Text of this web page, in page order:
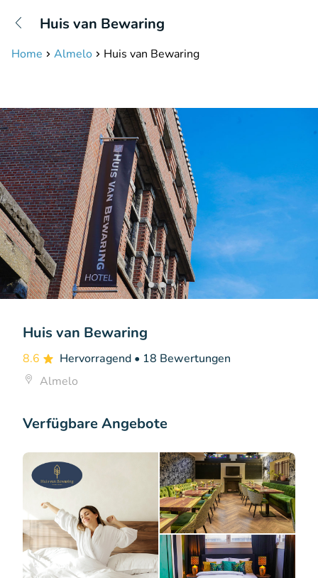
Erreichbar bis 23:00 Uhr (max 0,09€/Min)
Huis van Bewaring
Home Almelo Huis van Bewaring
Huis van Bewaring
8.6 Hervorragend • 18 Bewertungen
Almelo
Verfügbare Angebote